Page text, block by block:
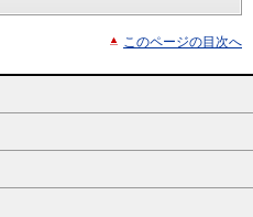
このページの目次へ